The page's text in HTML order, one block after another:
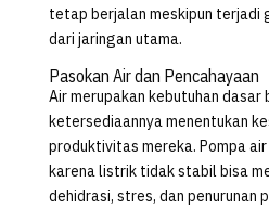
tetap berjalan meskipun terjadi
dari jaringan utama.
Pasokan Air dan Pencahayaan
Air merupakan kebutuhan dasar
ketersediaannya menentukan
produktivitas mereka. Pompa
karena listrik tidak stabil bisa
dehidrasi, stres, dan penurunan